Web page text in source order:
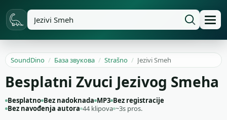
SoundDino / База звукова / Strašno / Jezivi Smeh
Besplatni Zvuci Jezivog Smeha
Besplatno Bez nadoknada MP3 Bez registracije
Bez navođenja autora 44 klipova ~3s pros.